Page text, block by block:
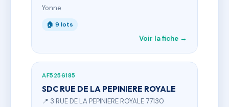
Yonne
🏠 9 lots
Voir la fiche →
AF5256185
SDC RUE DE LA PEPINIERE ROYALE
📍 3 RUE DE LA PEPINIERE ROYALE 77130